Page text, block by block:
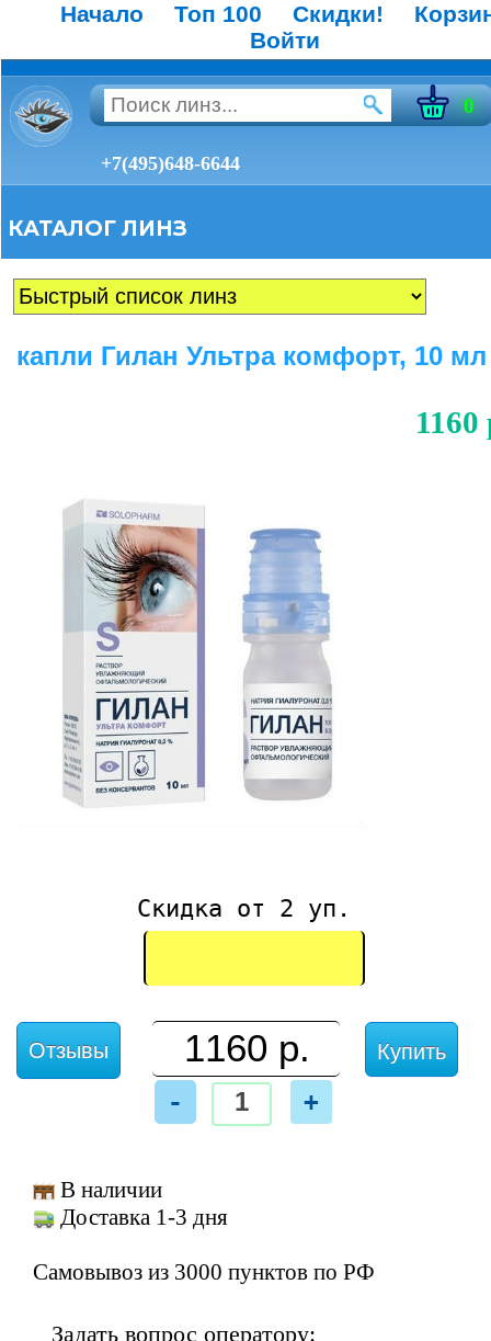
Начало Топ 100 Скидки!
Войти
0
+7(495)648-6644
КАТАЛОГ ЛИНЗ
капли Гилан Ультра комфорт, 10 мл
1160
Скидка от 2 уп.
Отзывы
- +
Купить
В наличии
Доставка 1-3 дня
Самовывоз из 3000 пунктов по РФ
Задать вопрос оператору: